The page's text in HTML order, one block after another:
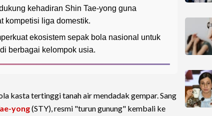
kehadiran Shin Tae-yong guna
kompetisi liga domestik.
ekosistem sepak bola nasional untuk
berbagai kelompok usia.
kasta tertinggi tanah air mendadak gempar. Sang
yong(STY), resmi "turun gunung" kembali ke